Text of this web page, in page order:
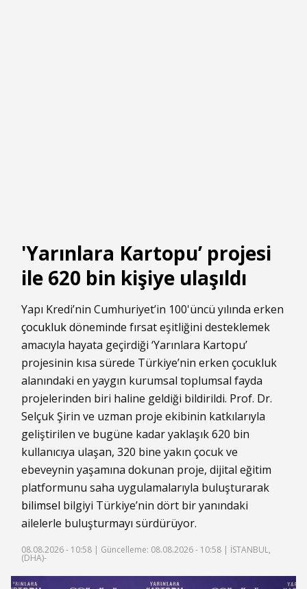
'Yarınlara Kartopu’ projesi
ile 620 bin kişiye ulaşıldı
Yapı Kredi’nin Cumhuriyet’in 100'üncü yılında erken
çocuklukdöneminde fırsat eşitliğini desteklemek
amacıyla hayata geçirdiği ‘Yarınlara Kartopu’
projesinin kısa sürede Türkiye’nin erken çocukluk
alanındaki en yaygın kurumsal toplumsal fayda
projelerinden biri haline geldiği bildirildi. Prof. Dr.
Selçuk Şirin ve uzman proje ekibinin katkılarıyla
geliştirilen ve bugüne kadar yaklaşık 620 bin
kullanıcıya ulaşan, 320 bine yakın çocuk ve
ebeveynin yaşamına dokunan proje, dijital eğitim
platformunu saha uygulamalarıyla buluşturarak
bilimsel bilgiyi Türkiye’nin dört bir yanındaki
ailelerle buluşturmayı sürdürüyor.
08.08.2026 - 10:58 | Güncelleme: 08.08.2026 - 10:58 | İSTANBUL,
(DHA)-